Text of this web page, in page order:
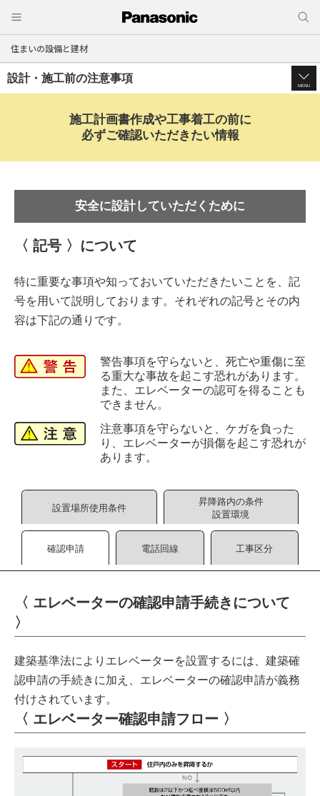
住まいの設備と建材
設計・施工前の注意事項
MENU
施工計画書作成や工事着工の前に
必ずご確認いただきたい情報
安全に設計していただくために
〈 記号 〉について
特に重要な事項や知っておいていただきたいことを、記
号を用いて説明しております。それぞれの記号とその内
容は下記の通りです。
警告事項を守らないと、死亡や重傷に至
る重大な事故を起こす恐れがあります。
また、エレベーターの認可を得ることも
できません。
注意事項を守らないと、ケガを負った
り、エレベーターが損傷を起こす恐れが
あります。
設置場所使用条件
昇降路内の条件
設置環境
確認申請 電話回線 工事区分
〈 エレベーターの確認申請手続きについて
〉
建築基準法によりエレベーターを設置するには、建築確
認申請の手続きに加え、エレベーターの確認申請が義務
付けされています。
〈 エレベーター確認申請フロー 〉